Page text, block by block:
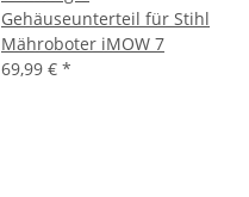
Gehäuseunterteil für Stihl
Mähroboter iMOW 7
69,99 € *